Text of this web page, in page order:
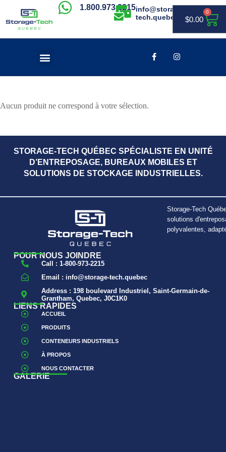
1.800.973.2215info@storage-
tech.quebec
$0.00
0
Aucun produit ne correspond à votre sélection.
STORAGE-TECH QUÉBEC SPÉCIALISTE EN UNITÉ
D’ENTREPOSAGE, BUREAUX MOBILES ET
SOLUTIONS DE STOCKAGE INDUSTRIELLES.
Storage-Tech
solutions
polyvalentes,
POUR NOUS JOINDRE
Call : 1-800-973-2215
Email : info@storage-tech.quebec
Address : 198 boulevard Industriel, Saint-Germain-de-
Grantham, Quebec, J0C1K0
LIENS RAPIDES
ACCUEIL
PRODUITS
CONTENEURS INDUSTRIELS
À PROPOS
NOUS CONTACTER
GALERIE